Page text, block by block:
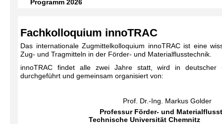
Programm 2026
Fachkolloquium innoTRAC
Das internationale Zugmittelkolloquium innoTRAC ist eine
Zug- und Tragmitteln in der Förder- und Materialflusstechnik.
innoTRAC findet alle zwei Jahre statt, wird in deutscher
durchgeführt und gemeinsam organisiert von:
Prof. Dr.-Ing. Markus Golder
Professur Förder- und
Technische Universität Chemnitz